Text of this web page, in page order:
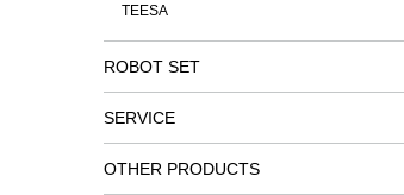
TEESA
ROBOT SET
SERVICE
OTHER PRODUCTS